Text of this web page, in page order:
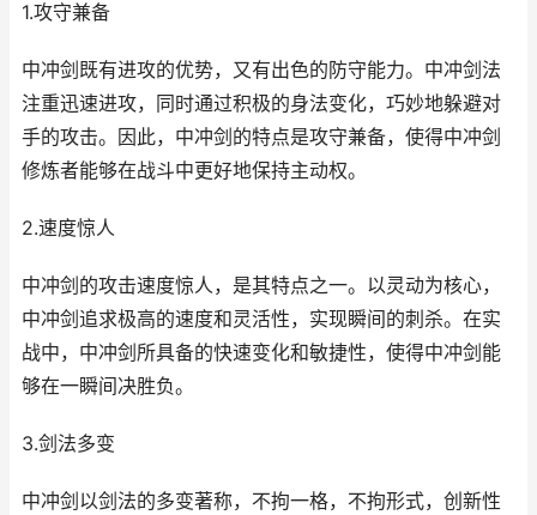
1.攻守兼备
中冲剑既有进攻的优势，又有出色的防守能力。中冲剑法
注重迅速进攻，同时通过积极的身法变化，巧妙地躲避对
手的攻击。因此，中冲剑的特点是攻守兼备，使得中冲剑
修炼者能够在战斗中更好地保持主动权。
2.速度惊人
中冲剑的攻击速度惊人，是其特点之一。以灵动为核心，
中冲剑追求极高的速度和灵活性，实现瞬间的刺杀。在实
战中，中冲剑所具备的快速变化和敏捷性，使得中冲剑能
够在一瞬间决胜负。
3.剑法多变
中冲剑以剑法的多变著称，不拘一格，不拘形式，创新性